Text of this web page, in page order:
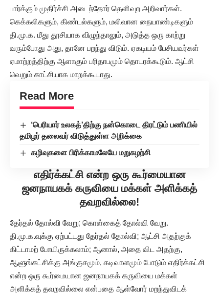
பார்க்கும் முதிர்ச்சி அடைந்தோர் தெளிவுற அறிவார்கள்.
கெக்கலிகளும், கிண்டல்களும், மலிவான நையாண்டிகளும்
தி.மு.க. மீது தூசியாக விழுந்தாலும், அடுத்த ஒரு காற்று
வரும்போது அது, தானே பறந்து விடும். ஏகடியம் பேசியவர்கள்
ஏமாற்றத்திற்கு ஆளாகும் பரிதாபமும் தொடரக்கூடும். ஆட்சி
வெறும் காட்சியாக மாறக்கூடாது.
Read More
‘பெரியார் உலகத்’திற்கு நன்கொடை திரட்டும் பணியில்
தமிழர் தலைவர் விடுத்துள்ள அறிக்கை
கழிவுகளை பிரிக்காமலேயே மறுசுழற்சி
எதிர்க்கட்சி என்ற ஒரு கூர்மையான
ஜனநாயகக் கருவியை மக்கள் அளிக்கத்
தவறவில்லை!
தேர்தல் தோல்வி வேறு; கொள்கைத் தோல்வி வேறு.
தி.மு.க.வுக்கு ஏற்பட்டது தேர்தல் தோல்வி; ஆட்சி அதற்குக்
கிட்டாமற் போயிருக்கலாம்; ஆனால், அதை விட அதற்கு,
ஆளுங்கட்சிக்கு அங்குசமும், கடிவாளமும் போடும் எதிர்க்கட்சி
என்ற ஒரு கூர்மையான ஜனநாயகக் கருவியை மக்கள்
அளிக்கத் தவறவில்லை என்பதை ஆள்வோர் மறந்துவிடக்